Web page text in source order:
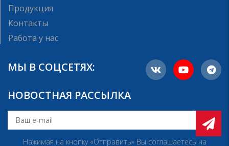
Продукция
Контакты
Работа у нас
МЫ В СОЦСЕТЯХ:
НОВОСТНАЯ РАССЫЛКА
Нажимая на кнопку «Отправить» Вы соглашаетесь на